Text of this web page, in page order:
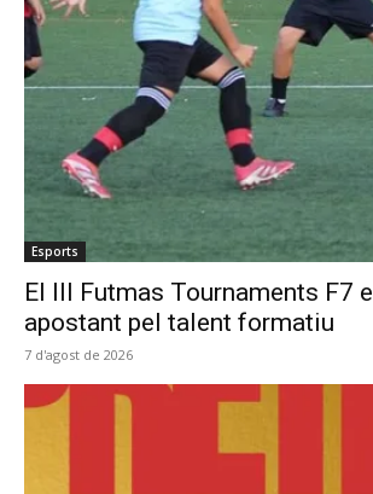
Esports
El III Futmas Tournaments F7
apostant pel talent formatiu
7 d'agost de 2026